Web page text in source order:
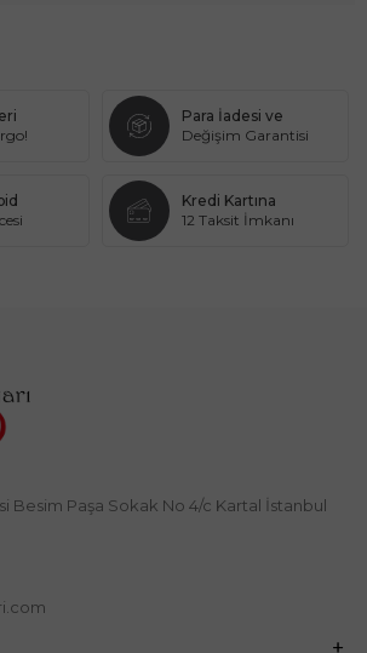
Para İadesi ve
Değişim Garantisi
Kredi Kartına
12 Taksit İmkanı
Besim Paşa Sokak No 4/c Kartal İstanbul